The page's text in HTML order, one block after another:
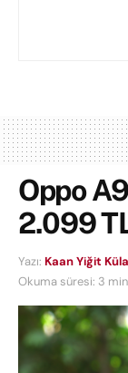
Oppo
2.099
Yazı: Kaan Yiğit
Okuma süresi: 3